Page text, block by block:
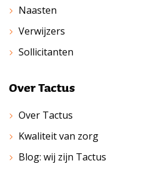
Naasten
Verwijzers
Sollicitanten
Over Tactus
Over Tactus
Kwaliteit van zorg
Blog: wij zijn Tactus